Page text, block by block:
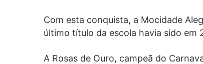
Com esta conquista, a Mocidade
último título da escola havia sido em
A Rosas de Ouro, campeã do